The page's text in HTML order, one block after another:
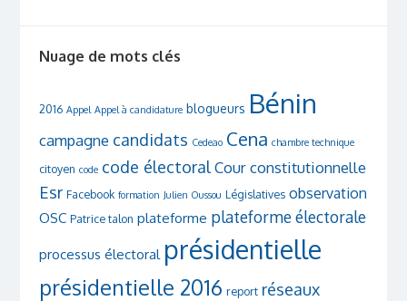
Nuage de mots clés
2016 Appel Appel à candidature blogueurs Bénin
campagne candidats Cedeao Cena chambre technique
citoyen code code électoral Cour constitutionnelle
Esr Facebook formation Julien Oussou Législatives observation
OSC Patrice talon plateforme plateforme électorale
processus électoral présidentielle
présidentielle 2016 report réseaux